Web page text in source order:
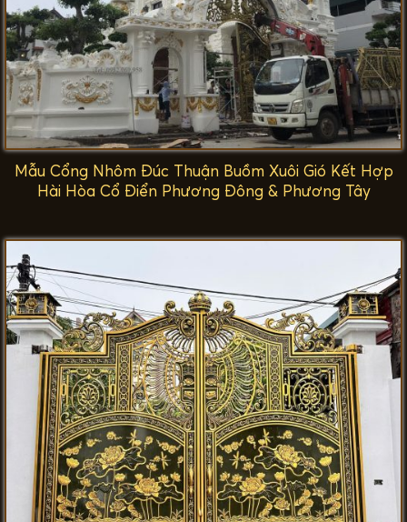
Mẫu Cổng Nhôm Đúc Thuận Buồm Xuôi Gió Kết Hợp
Hài Hòa Cổ Điển Phương Đông & Phương Tây